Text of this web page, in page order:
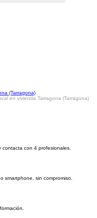
(Tarragona)
en vivienda Tarragona (Tarragona)
con 4 profesionales.
smartphone, sin compromiso.